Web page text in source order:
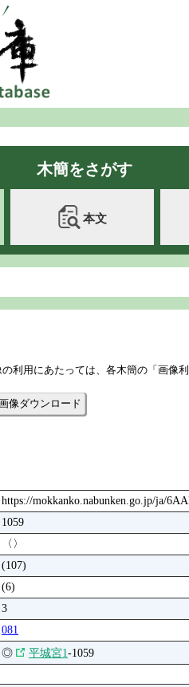
木簡をさがす
本文
の利用にあたっては、各木簡の「画像
像ダウンロード
https://mokkanko.nabunken.go.jp/ja/
1059
〈〉
(107)
(6)
3
081
◎ 平城宮1-1059